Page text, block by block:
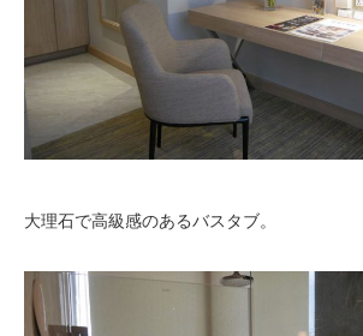
大理石で高級感のあるバスタブ。